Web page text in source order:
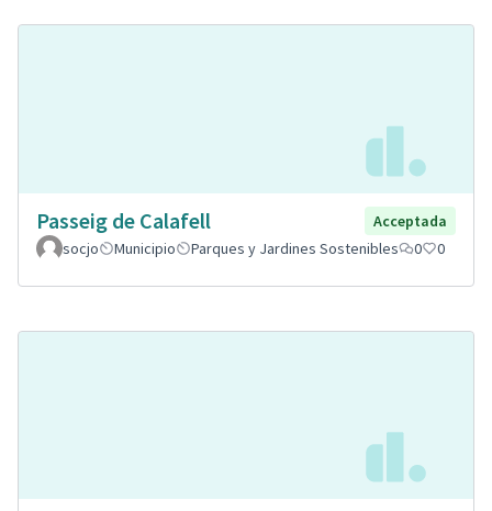
Passeig de Calafell
Acceptada
socjo
Municipio Parques y Jardines Sostenibles 0 0